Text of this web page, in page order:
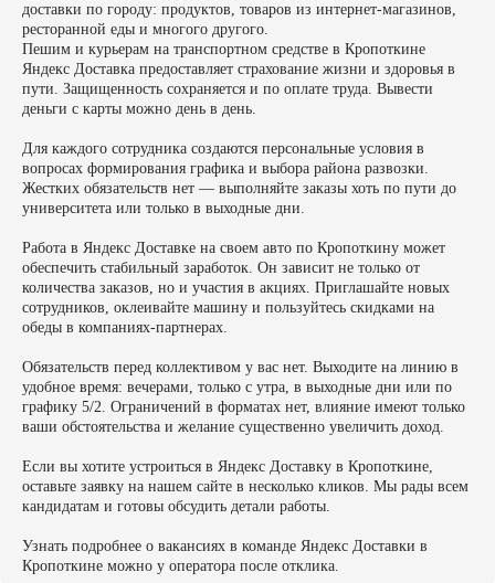
доставки по городу: продуктов, товаров из интернет-магазинов,
ресторанной еды и многого другого.
Пешим и курьерам на транспортном средстве в Кропоткине
Яндекс Доставка предоставляет страхование жизни и здоровья в
пути. Защищенность сохраняется и по оплате труда. Вывести
деньги с карты можно день в день.
Для каждого сотрудника создаются персональные условия в
вопросах формирования графика и выбора района развозки.
Жестких обязательств нет — выполняйте заказы хоть по пути до
университета или только в выходные дни.
Работа в Яндекс Доставке на своем авто по Кропоткину может
обеспечить стабильный заработок. Он зависит не только от
количества заказов, но и участия в акциях. Приглашайте новых
сотрудников, оклеивайте машину и пользуйтесь скидками на
обеды в компаниях-партнерах.
Обязательств перед коллективом у вас нет. Выходите на линию в
удобное время: вечерами, только с утра, в выходные дни или по
графику 5/2. Ограничений в форматах нет, влияние имеют только
ваши обстоятельства и желание существенно увеличить доход.
Если вы хотите устроиться в Яндекс Доставку в Кропоткине,
оставьте заявку на нашем сайте в несколько кликов. Мы рады всем
кандидатам и готовы обсудить детали работы.
Узнать подробнее о вакансиях в команде Яндекс Доставки в
Кропоткине можно у оператора после отклика.